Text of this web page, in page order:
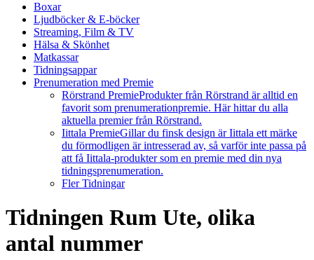
Boxar
Ljudböcker & E-böcker
Streaming, Film & TV
Hälsa & Skönhet
Matkassar
Tidningsappar
Prenumeration med Premie
Rörstrand PremieProdukter från Rörstrand är alltid en
favorit som prenumerationpremie. Här hittar du alla
aktuella premier från Rörstrand.
Iittala PremieGillar du finsk design är Iittala ett märke
du förmodligen är intresserad av, så varför inte passa på
att få Iittala-produkter som en premie med din nya
tidningsprenumeration.
Fler Tidningar
Tidningen Rum Ute, olika
antal nummer